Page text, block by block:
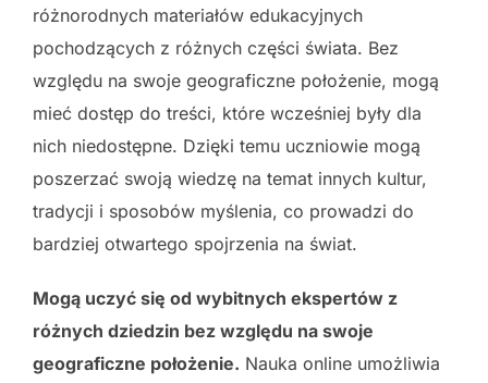
różnorodnych materiałów edukacyjnych
pochodzących z różnych części świata. Bez
względu na swoje geograficzne położenie, mogą
mieć dostęp do treści, które wcześniej były dla
nich niedostępne. Dzięki temu uczniowie mogą
poszerzać swoją wiedzę na temat innych kultur,
tradycji i sposobów myślenia, co prowadzi do
bardziej otwartego spojrzenia na świat.
Mogą uczyć się od wybitnych ekspertów z
różnych dziedzin bez względu na swoje
geograficzne położenie. Nauka online umożliwia